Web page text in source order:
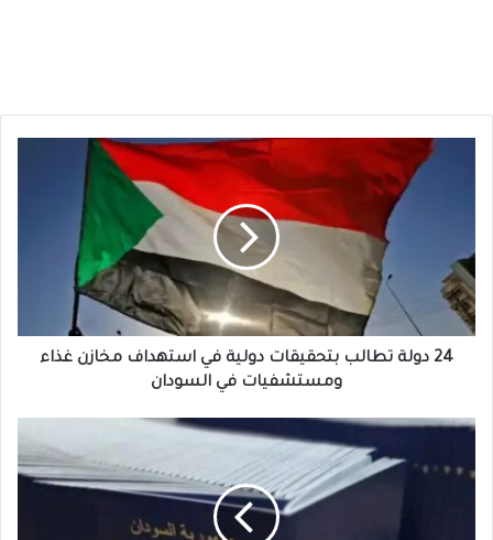
في
استهداف
مخازن
غذاء
ومستشفيات24 دولة تطالب بتحقيقات دولية في استهداف مخازن غذاء
ومستشفيات في السودان
بدلاً
بيت